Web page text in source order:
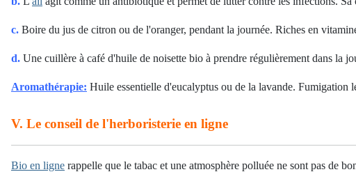
c. Boire du jus de citron ou de l'oranger, pendant la journée. Riches en
d. Une cuillère à café d'huile de noisette bio à prendre régulièrement dans la
Aromathérapie: Huile essentielle d'eucalyptus ou de la lavande. Fumigation
V. Le conseil de l'herboristerie en ligne
Bio en ligne rappelle que le tabac et une atmosphère polluée ne sont pas de